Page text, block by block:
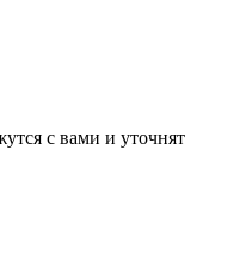
с вами и уточнят